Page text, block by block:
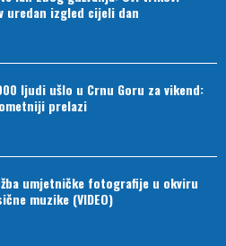
uredan izgled cijeli dan
ljudi ušlo u Crnu Goru za vikend:
prelazi
umjetničke fotografije u okviru
muzike (VIDEO)